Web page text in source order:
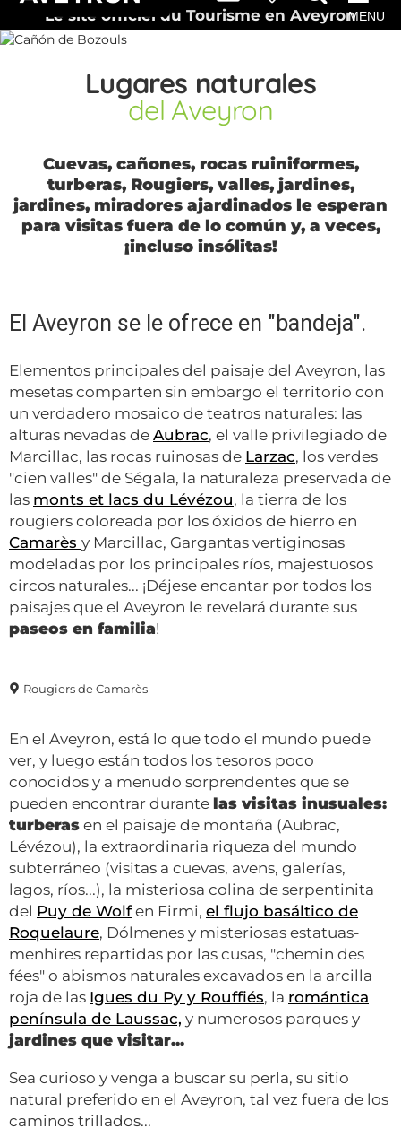
Le site officiel du Tourisme en AveyronMENU
Lugares naturales
del Aveyron
Cuevas, cañones, rocas ruiniformes,
turberas, Rougiers, valles, jardines,
jardines, miradores ajardinados le esperan
para visitas fuera de lo común y, a veces,
¡incluso insólitas!
Rougiers de Camarès
El Aveyron se le ofrece en "bandeja".
Elementos principales del paisaje del Aveyron, las
mesetas comparten sin embargo el territorio con
un verdadero mosaico de teatros naturales: las
alturas nevadas de Aubrac, el valle privilegiado de
Marcillac, las rocas ruinosas de Larzac, los verdes
"cien valles" de Ségala, la naturaleza preservada de
las monts et lacs du Lévézou, la tierra de los
rougiers coloreada por los óxidos de hierro en
Camarès y Marcillac, Gargantas vertiginosas
modeladas por los principales ríos, majestuosos
circos naturales... ¡Déjese encantar por todos los
paisajes que el Aveyron le revelará durante sus
paseos en familia!
En el Aveyron, está lo que todo el mundo puede
ver, y luego están todos los tesoros poco
conocidos y a menudo sorprendentes que se
pueden encontrar durante las visitas inusuales:
turberas en el paisaje de montaña (Aubrac,
Lévézou), la extraordinaria riqueza del mundo
subterráneo (visitas a cuevas, avens, galerías,
lagos, ríos...), la misteriosa colina de serpentinita
del Puy de Wolfen Firmi, el flujo basáltico de
Roquelaure, Dólmenes y misteriosas estatuas-
menhires repartidas por las cusas, "chemin des
fées" o abismos naturales excavados en la arcilla
roja de las Igues du Py y Rouffiés, la romántica
península de Laussac, y numerosos parques y
jardines que visitar...
Sea curioso y venga a buscar su perla, su sitio
natural preferido en el Aveyron, tal vez fuera de los
caminos trillados...